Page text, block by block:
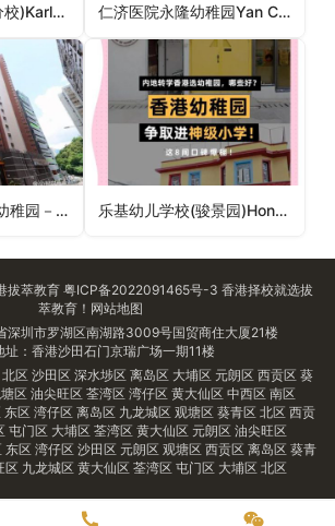
珈琳幼稚园(屯门分校)Karlam Kindergarten (Tuen Mun Branch)（屯门区幼稚园） 仁济医院永隆幼稚园Yan Chai Hospital Wing Lung Kindergarten（北区幼稚园）
博士山(香港)国际幼稚园－火炭Box Hill (HK) International Kindergarten – Fo Tan（沙田区幼稚园） 乐基幼儿学校(骏景园)Hong Kong (Ascot) Preschool（沙田区幼稚园）
拔萃教育 粤ICP备2022091465号-3 香港择校就选拔
萃教育！ 网站地图
深圳市罗湖区南湖路3009号国贸商住大厦21楼
址：香港沙田石门京瑞广场一期11楼
北区 沙田区 深水埗区 离岛区 大埔区 元朗区 西贡区 葵
区 油尖旺区 荃湾区 湾仔区 黄大仙区 中西区 南区
东区 湾仔区 离岛区 九龙城区 观塘区 葵青区 北区 西贡
屯门区 大埔区 荃湾区 黄大仙区 元朗区 油尖旺区
东区 湾仔区 沙田区 元朗区 观塘区 西贡区 离岛区 葵青
区 九龙城区 黄大仙区 荃湾区 屯门区 大埔区 北区